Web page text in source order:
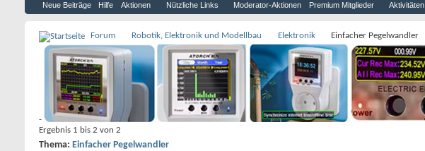
Neue Beiträge Hilfe Aktionen Nützliche Links Moderator-Aktionen Premium Mitglieder Aktivitäten
Forum Robotik, Elektronik und Modellbau Elektronik Einfacher Pegelwandler
-
Ergebnis 1 bis 2 von 2
Thema: Einfacher Pegelwandler